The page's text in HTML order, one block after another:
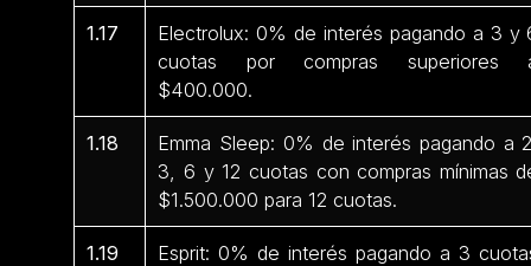
1.17
Electrolux: 0% de interés pagando a 3 y
cuotas por compras superiores
$400.000.
1.18
Emma Sleep: 0% de interés pagando a
3, 6 y 12 cuotas con compras mínimas
$1.500.000 para 12 cuotas.
1.19
Esprit: 0% de interés pagando a 3